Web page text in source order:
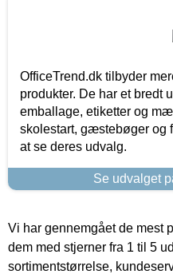
OfficeTrend.dk tilbyder
produkter. De har et bredt
emballage, etiketter og
skolestart, gæstebøger og
at se deres udvalg.
Se udvalget
Vi har gennemgået de mest
dem med stjerner fra 1 til 5
sortimentstørrelse,